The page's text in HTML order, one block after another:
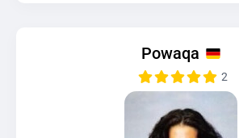
Powaqa
2